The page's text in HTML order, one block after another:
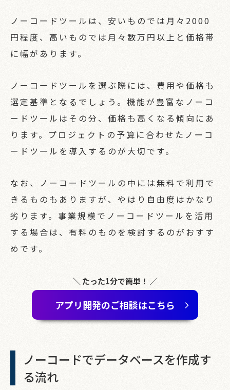
ノーコードツールは、安いものでは月々2000
円程度、高いものでは月々数万円以上と価格帯
に幅があります。
ノーコードツールを選ぶ際には、費用や価格も
選定基準となるでしょう。機能が豊富なノーコ
ードツールはその分、価格も高くなる傾向にあ
ります。プロジェクトの予算に合わせたノーコ
ードツールを導入するのが大切です。
なお、ノーコードツールの中には無料で利用で
きるものもありますが、やはり自由度はかなり
劣ります。事業規模でノーコードツールを活用
する場合は、有料のものを検討するのがおすす
めです。
＼ たった1分で簡単！ ／
アプリ開発のご相談はこちら
ノーコードでデータベースを作成す
る流れ